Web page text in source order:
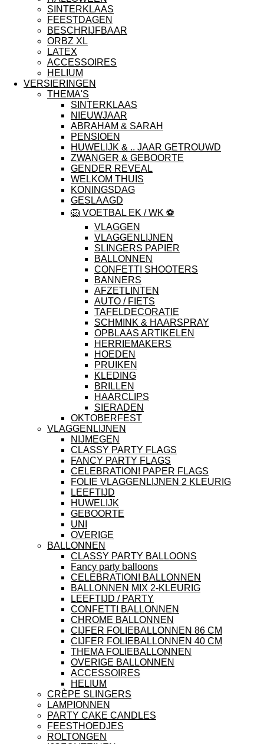
SINTERKLAAS
FEESTDAGEN
BESCHRIJFBAAR
ORBZ XL
LATEX
ACCESSOIRES
HELIUM
VERSIERINGEN
THEMA'S
SINTERKLAAS
NIEUWJAAR
ABRAHAM & SARAH
PENSIOEN
HUWELIJK & .. JAAR GETROUWD
ZWANGER & GEBOORTE
GENDER REVEAL
WELKOM THUIS
KONINGSDAG
GESLAAGD
🦁 VOETBAL EK / WK ⚽️
VLAGGEN
VLAGGENLIJNEN
SLINGERS PAPIER
BALLONNEN
CONFETTI SHOOTERS
BANNERS
AFZETLINTEN
AUTO / FIETS
TAFELDECORATIE
SCHMINK & HAARSPRAY
OPBLAAS ARTIKELEN
HERRIEMAKERS
HOEDEN
PRUIKEN
KLEDING
BRILLEN
HAARCLIPS
SIERADEN
OKTOBERFEST
VLAGGENLIJNEN
NIJMEGEN
CLASSY PARTY FLAGS
FANCY PARTY FLAGS
CELEBRATION! PAPER FLAGS
FOLIE VLAGGENLIJNEN 2 KLEURIG
LEEFTIJD
HUWELIJK
GEBOORTE
UNI
OVERIGE
BALLONNEN
CLASSY PARTY BALLOONS
Fancy party balloons
CELEBRATION! BALLONNEN
BALLONNEN MIX 2-KLEURIG
LEEFTIJD / PARTY
CONFETTI BALLONNEN
CHROME BALLONNEN
CIJFER FOLIEBALLONNEN 86 CM
CIJFER FOLIEBALLONNEN 40 CM
THEMA FOLIEBALLONNEN
OVERIGE BALLONNEN
ACCESSOIRES
HELIUM
CRÈPE SLINGERS
LAMPIONNEN
PARTY CAKE CANDLES
FEESTHOEDJES
ROLTONGEN